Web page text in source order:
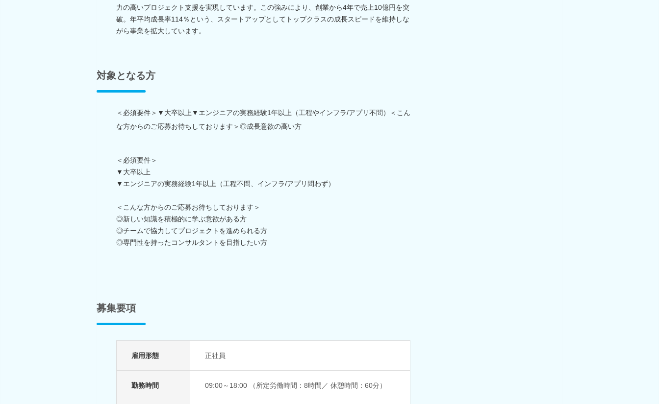
力の高いプロジェクト支援を実現しています。この強みにより、創業から4年で売上10億円を突
破。年平均成長率114％という、スタートアップとしてトップクラスの成長スピードを維持しな
がら事業を拡大しています。
対象となる方
＜必須要件＞▼大卒以上▼エンジニアの実務経験1年以上（工程やインフラ/アプリ不問）＜こん
な方からのご応募お待ちしております＞◎成長意欲の高い方
＜必須要件＞
▼大卒以上
▼エンジニアの実務経験1年以上（工程不問、インフラ/アプリ問わず）
＜こんな方からのご応募お待ちしております＞
◎新しい知識を積極的に学ぶ意欲がある方
◎チームで協力してプロジェクトを進められる方
◎専門性を持ったコンサルタントを目指したい方
募集要項
雇用形態 正社員
勤務時間 09:00～18:00 （所定労働時間：8時間／ 休憩時間：60分）